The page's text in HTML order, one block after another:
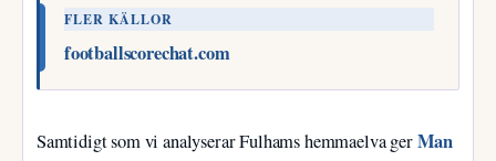
FLER KÄLLOR
footballscorechat.com
Samtidigt som vi analyserar Fulhams hemmaelva gerMan